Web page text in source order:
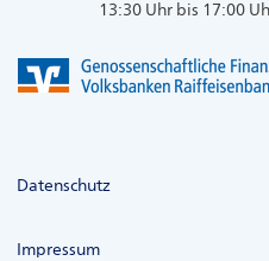
13:30 Uhr bis 17:00
Datenschutz
Impressum